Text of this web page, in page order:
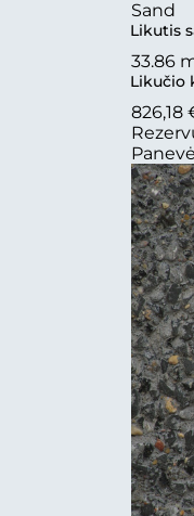
Sand
Likutis
33.86
Likučio
826,18